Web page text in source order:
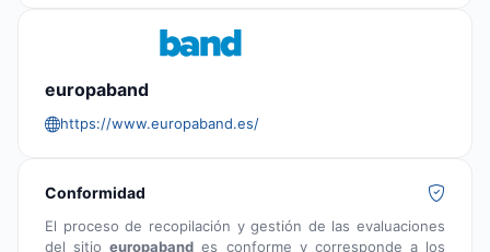
europaband
https://www.europaband.es/
Conformidad
El proceso de recopilación y gestión de las evaluaciones
del sitioeuropaband es conforme y corresponde a los